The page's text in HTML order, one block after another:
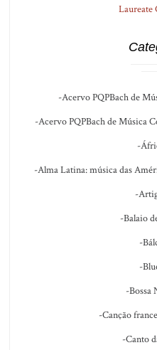
Laureate
-Acervo PQPBach de
-Acervo PQPBach de Música
-
-Alma Latina: música das
-
-Balaio
-
-
-Bossa
-Canção
-Canto